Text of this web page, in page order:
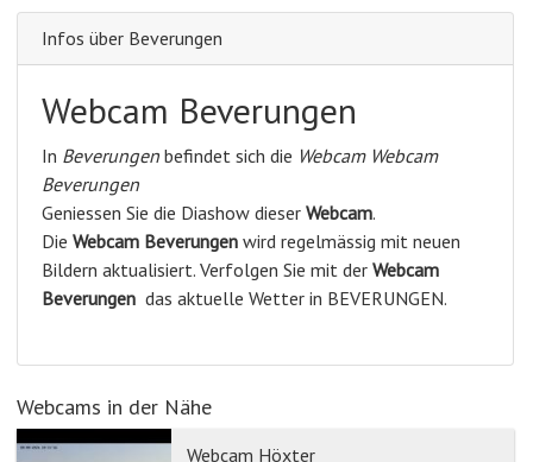
Infos über Beverungen
Webcam Beverungen
In Beverungen befindet sich die Webcam Webcam
Beverungen
Geniessen Sie die Diashow dieser Webcam.
Die Webcam Beverungen wird regelmässig mit neuen
Bildern aktualisiert. Verfolgen Sie mit der Webcam
Beverungen das aktuelle Wetter in BEVERUNGEN.
Webcams in der Nähe
Webcam Höxter